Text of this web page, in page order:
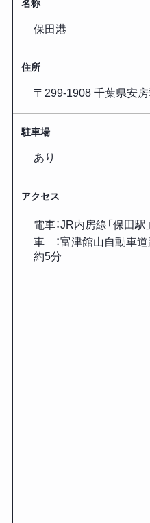
名称
保田港
住所
〒299-1908 千葉県安
駐車場
あり
アクセス
電車：JR内房線「保田
車 ：富津館山自動車道
約5分